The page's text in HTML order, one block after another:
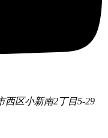
区小新南2丁目5-29